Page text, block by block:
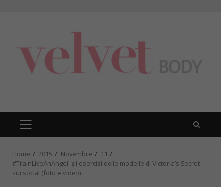
PRIMARY
MENU
Home 2015 Novembre
11
#TrainLikeAnAngel: gli esercizi delle modelle di Victoria’s Secret
sui social (foto e video)